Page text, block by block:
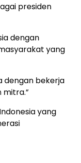
presiden
dengan
yang
dengan bekerja
mitra.”
yang